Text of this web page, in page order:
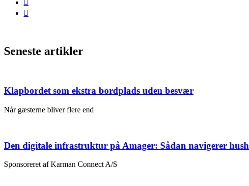
Seneste artikler
Klapbordet som ekstra bordplads uden besvær
Når gæsterne bliver flere end
Den digitale infrastruktur på Amager: Sådan navigerer
Sponsoreret af Karman Connect A/S